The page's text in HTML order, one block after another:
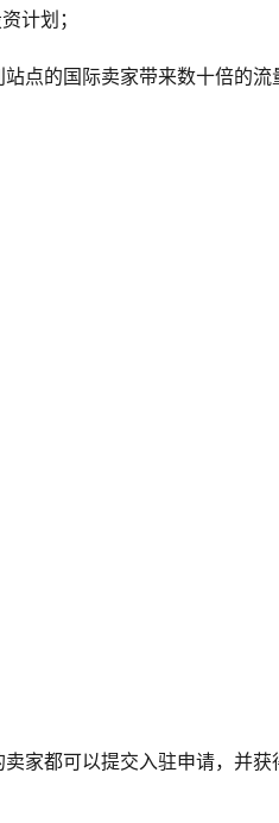
计划；
的国际卖家带来数十倍的流
家都可以提交入驻申请，并